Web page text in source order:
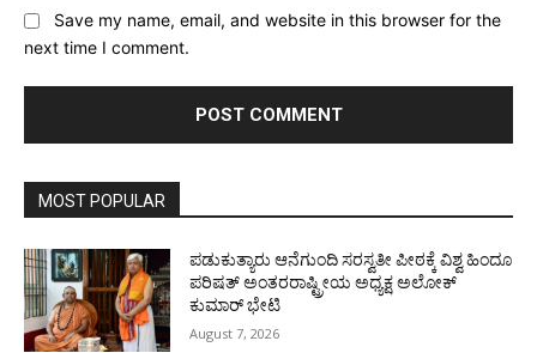
Save my name, email, and website in this browser for the
next time I comment.
MOST POPULAR
ಪಡುಕುತ್ಯಾರು ಆನೆಗುಂದಿ ಸರಸ್ವತೀ ಪೀಠಕ್ಕೆ ವಿಶ್ವ ಹಿಂದೂ
ಪರಿಷತ್ ಅಂತರರಾಷ್ಟ್ರೀಯ ಅಧ್ಯಕ್ಷ ಅಲೋಕ್
ಕುಮಾರ್ ಭೇಟಿ
August 7, 2026